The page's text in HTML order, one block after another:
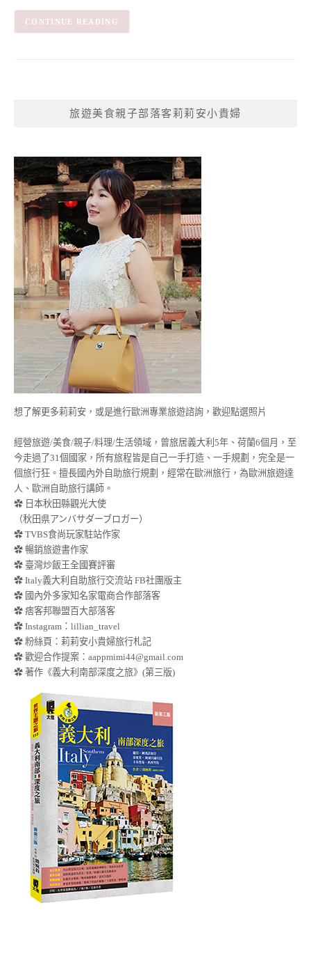
CONTINUE READING
旅遊美食親子部落客莉莉安小貴婦
想了解更多莉莉安，或是進行歐洲專業旅遊諮詢，歡迎點選照片
經營旅遊/美食/親子/料理/生活領域，曾旅居義大利5年、荷蘭6個月，至
今走過了31個國家，所有旅程皆是自己一手打造、一手規劃，完全是一
個旅行狂。擅長國內外自助旅行規劃，經常在歐洲旅行，為歐洲旅遊達
人、歐洲自助旅行講師。
✿ 日本秋田縣觀光大使
（秋田県アンバサダーブロガー）
✿ TVBS食尚玩家駐站作家
✿ 暢銷旅遊書作家
✿ 臺灣炒飯王全國賽評審
✿ Italy義大利自助旅行交流站 FB社團版主
✿ 國內外多家知名家電商合作部落客
✿ 痞客邦聯盟百大部落客
✿ Instagram：lillian_travel
✿ 粉絲頁：莉莉安小貴婦旅行札記
✿ 歡迎合作提案： aappmimi44@gmail.com
✿ 著作《義大利南部深度之旅》(第三版)